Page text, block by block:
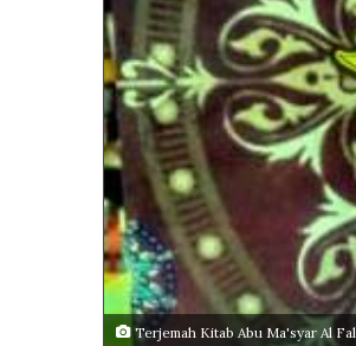
Terjemah Kitab Abu Ma'syar Al